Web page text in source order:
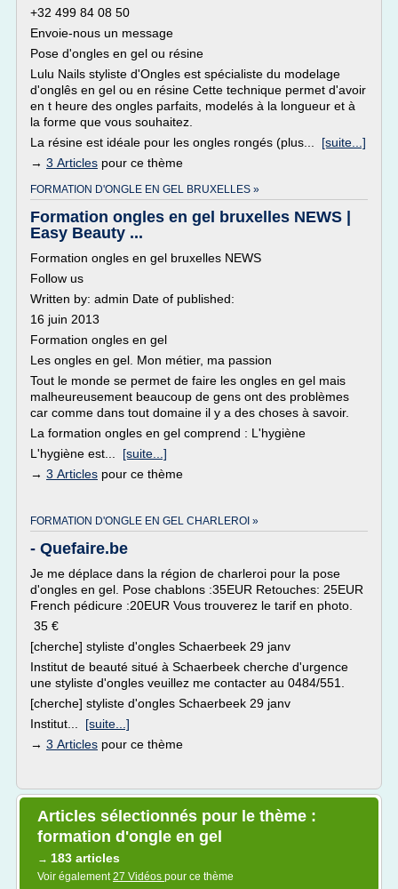
+32 499 84 08 50
Envoie-nous un message
Pose d'ongles en gel ou résine
Lulu Nails styliste d'Ongles est spécialiste du modelage
d'onglês en gel ou en résine Cette technique permet d'avoir
en t heure des ongles parfaits, modelés à la longueur et à
la forme que vous souhaitez.
La résine est idéale pour les ongles rongés (plus... [suite...]
→ 3 Articles pour ce thème
FORMATION D'ONGLE EN GEL BRUXELLES »
Formation ongles en gel bruxelles NEWS |
Easy Beauty ...
Formation ongles en gel bruxelles NEWS
Follow us
Written by: admin Date of published:
16 juin 2013
Formation ongles en gel
Les ongles en gel. Mon métier, ma passion
Tout le monde se permet de faire les ongles en gel mais
malheureusement beaucoup de gens ont des problèmes
car comme dans tout domaine il y a des choses à savoir.
La formation ongles en gel comprend : L'hygiène
L'hygiène est... [suite...]
→ 3 Articles pour ce thème
FORMATION D'ONGLE EN GEL CHARLEROI »
- Quefaire.be
Je me déplace dans la région de charleroi pour la pose
d'ongles en gel. Pose chablons :35EUR Retouches: 25EUR
French pédicure :20EUR Vous trouverez le tarif en photo.
35 €
[cherche] styliste d'ongles Schaerbeek 29 janv
Institut de beauté situé à Schaerbeek cherche d'urgence
une styliste d'ongles veuillez me contacter au 0484/551.
[cherche] styliste d'ongles Schaerbeek 29 janv
Institut... [suite...]
→ 3 Articles pour ce thème
Articles sélectionnés pour le thème :
formation d'ongle en gel
→ 183 articles
Voir également27 Vidéos pour ce thème